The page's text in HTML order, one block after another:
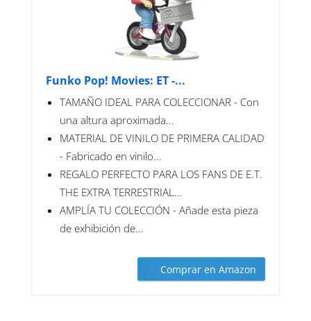
Funko Pop! Movies: ET -...
TAMAÑO IDEAL PARA COLECCIONAR - Con
una altura aproximada...
MATERIAL DE VINILO DE PRIMERA CALIDAD
- Fabricado en vinilo...
REGALO PERFECTO PARA LOS FANS DE E.T.
THE EXTRA TERRESTRIAL...
AMPLÍA TU COLECCIÓN - Añade esta pieza
de exhibición de...
Comprar en Amazon